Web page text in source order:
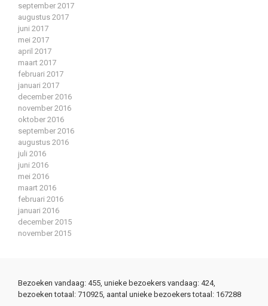
september 2017
augustus 2017
juni 2017
mei 2017
april 2017
maart 2017
februari 2017
januari 2017
december 2016
november 2016
oktober 2016
september 2016
augustus 2016
juli 2016
juni 2016
mei 2016
maart 2016
februari 2016
januari 2016
december 2015
november 2015
Bezoeken vandaag: 455, unieke bezoekers vandaag: 424,
bezoeken totaal: 710925, aantal unieke bezoekers totaal: 167288